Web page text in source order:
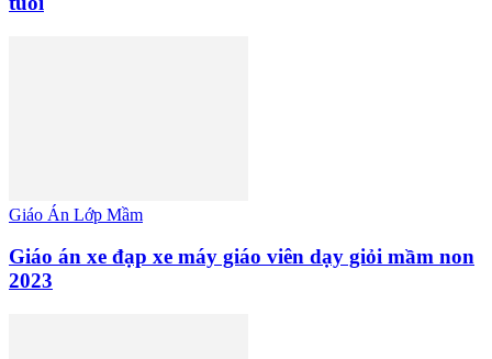
Giáo Án Lớp Mầm
Giáo án xe đạp xe máy giáo viên dạy giỏi mầm non
2023